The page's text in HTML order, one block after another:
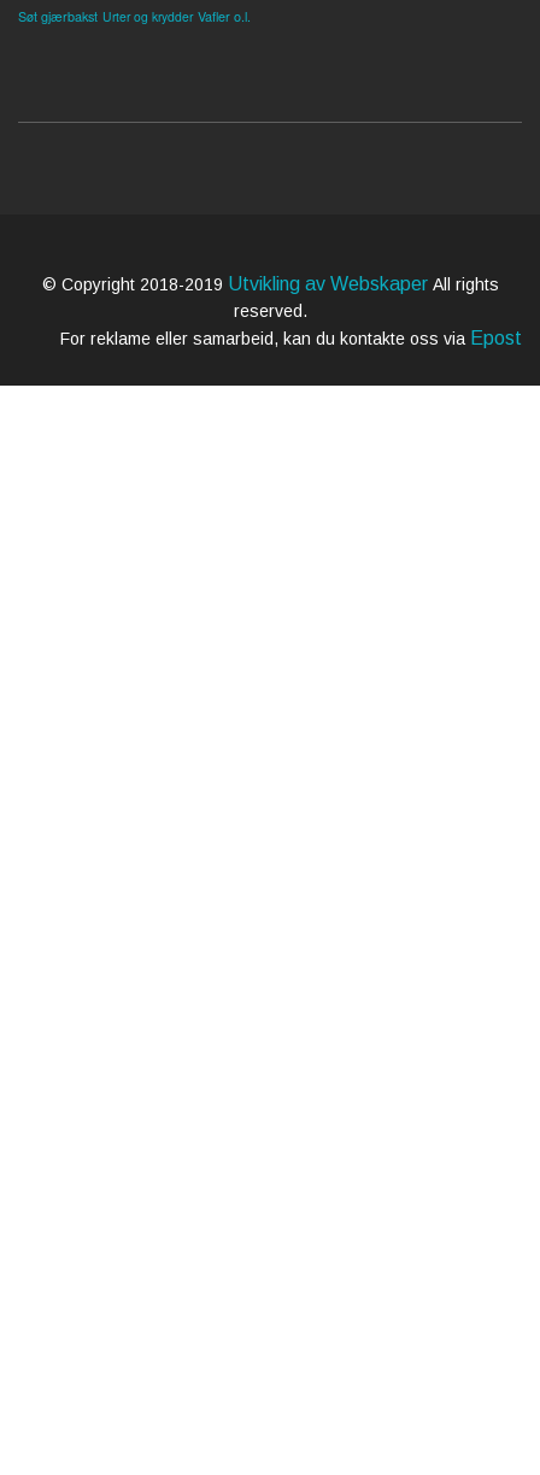
Søt gjærbakst Urter og krydder Vafler o.l.
© Copyright 2018-2019 Utvikling av Webskaper All rights
reserved.
For reklame eller samarbeid, kan du kontakte oss via Epost